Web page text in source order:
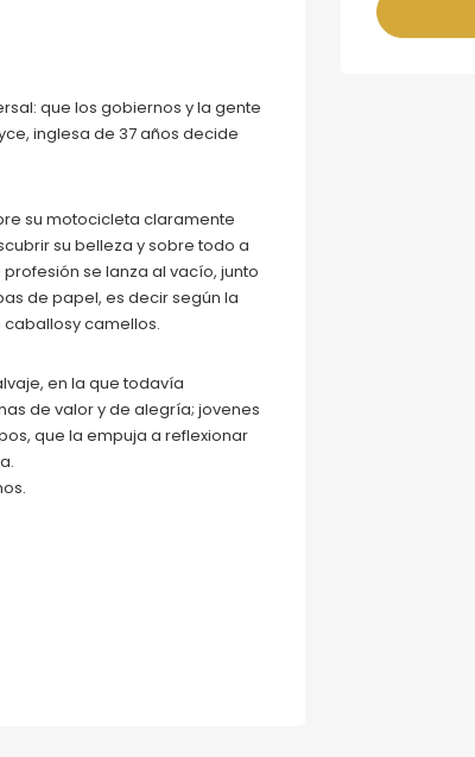
que los gobiernos y la gente
inglesa de 37 años decide
su motocicleta claramente
su belleza y sobre todo a
se lanza al vacío, junto
de papel, es decir según la
camellos.
en la que todavía
de valor y de alegría; jovenes
que la empuja a reflexionar